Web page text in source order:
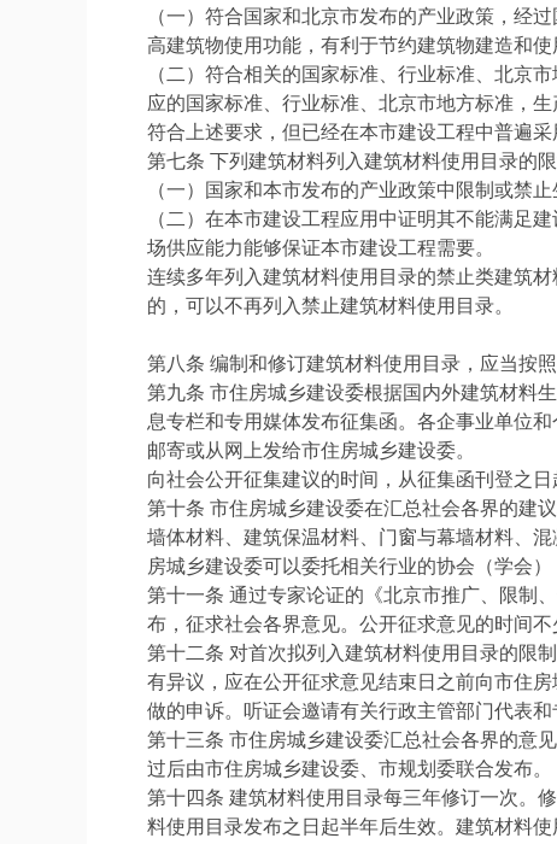
（一）符合国家和北京市发布的产业政策，经
高建筑物使用功能，有利于节约建筑物建造和
（二）符合相关的国家标准、行业标准、北京
应的国家标准、行业标准、北京市地方标准，
符合上述要求，但已经在本市建设工程中普遍
第七条 下列建筑材料列入建筑材料使用目录的限
（一）国家和本市发布的产业政策中限制或禁
（二）在本市建设工程应用中证明其不能满足
场供应能力能够保证本市建设工程需要。
连续多年列入建筑材料使用目录的禁止类建筑
的，可以不再列入禁止建筑材料使用目录。
第八条 编制和修订建筑材料使用目录，应当按
第九条 市住房城乡建设委根据国内外建筑材料
息专栏和专用媒体发布征集函。各企事业单位
邮寄或从网上发给市住房城乡建设委。
向社会公开征集建议的时间，从征集函刊登之日
第十条 市住房城乡建设委在汇总社会各界的建
墙体材料、建筑保温材料、门窗与幕墙材料、
房城乡建设委可以委托相关行业的协会（学会
第十一条 通过专家论证的《北京市推广、限制
布，征求社会各界意见。公开征求意见的时间不
第十二条 对首次拟列入建筑材料使用目录的限
有异议，应在公开征求意见结束日之前向市住
做的申诉。听证会邀请有关行政主管部门代表和
第十三条 市住房城乡建设委汇总社会各界的意
过后由市住房城乡建设委、市规划委联合发布。
第十四条 建筑材料使用目录每三年修订一次。
料使用目录发布之日起半年后生效。建筑材料